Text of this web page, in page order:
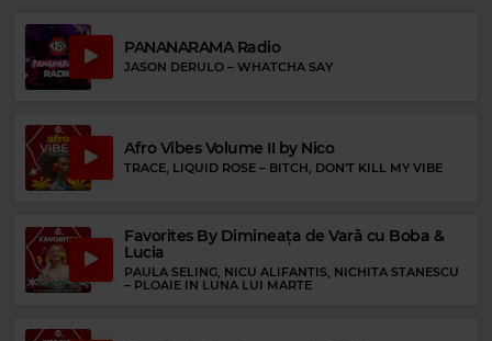
JOURNEY– DON'T STOP BELIEVIN'
PANANARAMA Radio
JASON DERULO – WHATCHA SAY
Afro Vibes Volume II by Nico
TRACE, LIQUID ROSE – BITCH, DON'T KILL MY VIBE
Favorites By Dimineața de Vară cu Boba &
Lucia
PAULA SELING, NICU ALIFANTIS, NICHITA STANESCU
– PLOAIE IN LUNA LUI MARTE